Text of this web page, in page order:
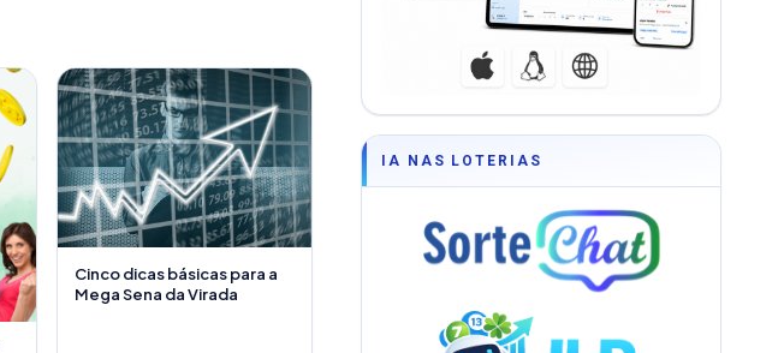
Cinco dicas básicas para a
Mega Sena da Virada
IA NAS LOTERIAS